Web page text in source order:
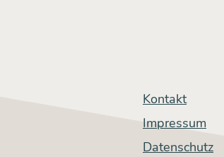
Kontakt
Impressum
Datenschutz